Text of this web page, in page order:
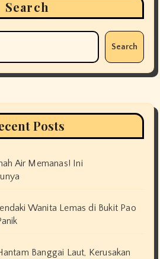
Search
Search
Posts
Air Memanas! Ini
Wanita Lemas di Bukit Pao
Banggai Laut, Kerusakan